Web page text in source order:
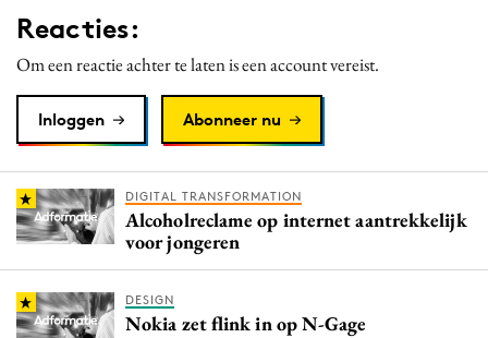
Merkstrategie
PR
Purpose Marketing
Reputatie & crisis
Reacties:
Om een reactie achter te laten is een account vereist.
Inloggen Abonneer nu
DIGITAL TRANSFORMATION
Alcoholreclame op internet aantrekkelijk
voor jongeren
DESIGN
Nokia zet flink in op N-Gage